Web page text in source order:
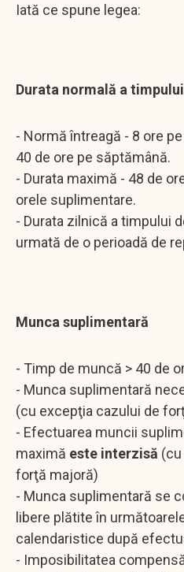
Iată ce spune legea:
Durata normală a
- Normă întreagă - 8 ore
40 de ore pe săptămână.
- Durata maximă - 48 de
orele suplimentare.
- Durata zilnică a timpului
urmată de o perioadă de
Munca suplimentară
- Timp de muncă > 40 de
- Munca suplimentară
(cu excepţia cazului de
- Efectuarea muncii
maximă este interzisă
forţă majoră)
- Munca suplimentară se
libere plătite în
calendaristice după
- Imposibilitatea